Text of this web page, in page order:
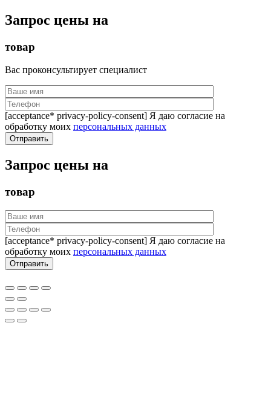
Запрос цены на
товар
Вас проконсультирует специалист
[acceptance* privacy-policy-consent] Я даю согласие на
обработку моих персональных данных
Запрос цены на
товар
[acceptance* privacy-policy-consent] Я даю согласие на
обработку моих персональных данных